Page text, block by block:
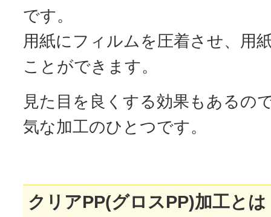
です。
用紙にフィルムを圧着させ、用
ことができます。
見た目を良くする効果もあるの
気な加工のひとつです。
クリアPP(グロスPP)加工とは